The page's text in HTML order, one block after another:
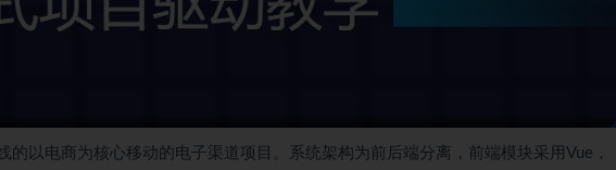
以电商为核心移动的电子渠道项目。系统架构为前后端分离，前端模块采用Vue，